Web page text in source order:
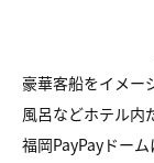
豪華客船をイメー
風呂などホテル内
福岡PayPayドー